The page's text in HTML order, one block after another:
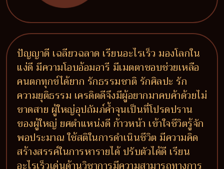
ปัญญาดี เฉลียวฉลาด เรียนอะไรเร็ว มองโลกใน
แง่ดี มีความโอบอ้อมอารี มีเมตตาชอบช่วยเหลือ
คนตกทุกข์ได้ยาก รักธรรมชาติ รักศิลปะ รัก
ความยุติธรรม เครดิตดีจึงมีผู้อยากมาคบค้าด้วยไม่
ขาดสาย ผู้ใหญ่อุปถัมภ์ค้ำจุนเป็นที่โปรดปราน
ของผู้ใหญ่ ยศตำแหน่งดี ก้าวหน้า เข้าใจชีวิตรู้จัก
พอประมาณ ใช้สติในการดำเนินชีวิต มีความคิด
สร้างสรรค์ในการหารายได้ ปรับตัวได้ดี เรียน